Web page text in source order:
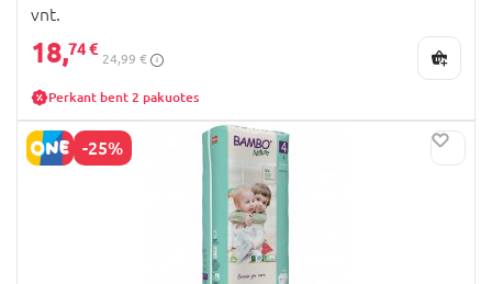
gimusiems kūdikiams ir vyresniems, net iki 30 kg
tinkamiausias nebus sunku. Nepaisant to, visos
Bambo sauskelnėsturi dregmės indikatorius, dėl
kurių tėveliams nereiks sukti galvos, ar metas jas
keisti. Įsigykite
Bambo sauskelnes internetu
BabyCity elektroninėje parduotuvėje ir įsitikinkite,
kad šios aukštos kokybės sauskelnės, nebalintos
chloru, neturinčios savo sudėtyje latekso ir
sintetinių kvapiklių, yra geriausios Jūsų mažyliui.
vnt.
18,74 €
24,99 €
Perkant bent 2 pakuotes
-25%